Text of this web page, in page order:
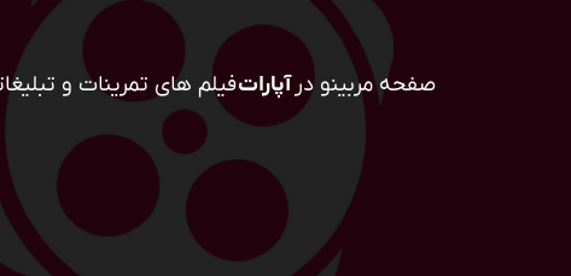
صفحه مربینو در آپاراتفیلم های تمرینات و